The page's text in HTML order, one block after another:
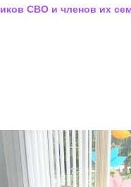
СВО и членов их